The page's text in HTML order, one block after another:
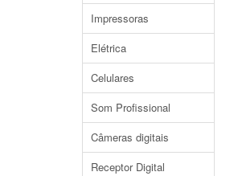
Impressoras
Elétrica
Celulares
Som Profissional
Câmeras digitais
Receptor Digital